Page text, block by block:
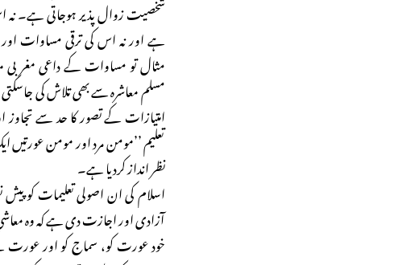
شخصیت زوال پذیر ہوجاتی ہے۔ نہ
ہے اور نہ اس کی ترقی مساوات
مثال تو مساوات کے داعی مغربی
مسلم معاشرہ سے بھی تلاش کی
امتیازات کے تصور کا حد سے
نظر انداز کردیا ہے۔
اسلام کی ان اصولی تعلیمات کو
آزادی اور اجازت دی ہے کہ وہ
خود عورت کو، سماج کو اور عورت